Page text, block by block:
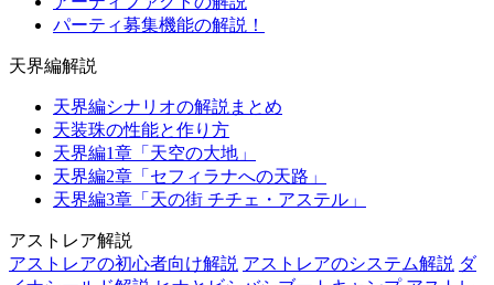
パーティ募集機能の解説！
天界編解説
天界編シナリオの解説まとめ
天装珠の性能と作り方
天界編1章「天空の大地」
天界編2章「セフィラナへの天路」
天界編3章「天の街 チチェ・アステル」
アストレア解説
アストレアの初心者向け解説 アストレアのシステム解説 ダ